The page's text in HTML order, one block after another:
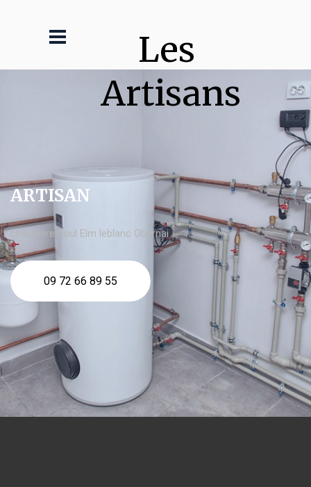
Les
Artisans
ARTISAN
chaudière fioul Elm leblanc Obernai
09 72 66 89 55